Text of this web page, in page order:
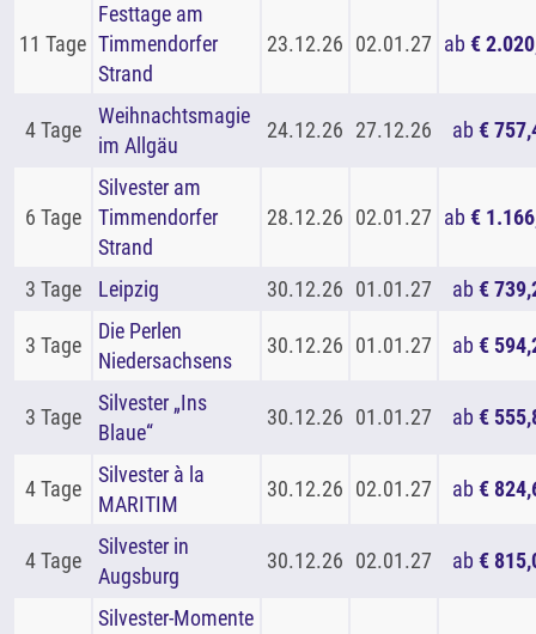
11 Tage
Festtage am
Timmendorfer
Strand
23.12.26 02.01.27 ab €
4 Tage
Weihnachtsmagie
im Allgäu
24.12.26 27.12.26 ab €
6 Tage
Silvester am
Timmendorfer
Strand
28.12.26 02.01.27 ab €
3 Tage Leipzig 30.12.26 01.01.27 ab €
3 Tage
Die Perlen
Niedersachsens
30.12.26 01.01.27 ab €
3 Tage
Silvester „Ins
Blaue“
30.12.26 01.01.27 ab €
4 Tage
Silvester à la
MARITIM
30.12.26 02.01.27 ab €
4 Tage
Silvester in
Augsburg
30.12.26 02.01.27 ab €
Silvester-Momente